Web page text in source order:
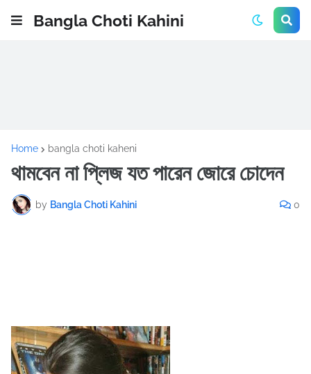
Bangla Choti Kahini
Home bangla choti kaheni
থামবেন না প্লিজ যত পারেন জোরে চোদেন
by Bangla Choti Kahini 0